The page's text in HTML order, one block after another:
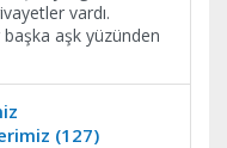
vardı.
başka aşk yüzünden
(127)